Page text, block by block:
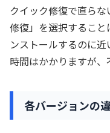
クイック修復で直ら
修復」を選択するこ
ンストールするのに
時間はかかりますが、
各バージョンの